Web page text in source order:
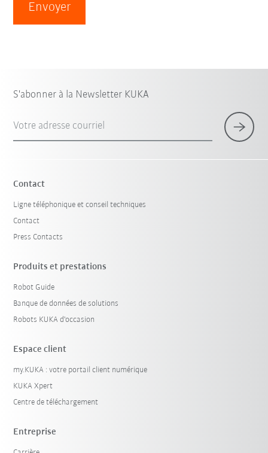
Envoyer
S'abonner à la Newsletter KUKA
Votre adresse courriel
Contact
Ligne téléphonique et conseil techniques
Contact
Press Contacts
Produits et prestations
Robot Guide
Banque de données de solutions
Robots KUKA d'occasion
Espace client
my.KUKA : votre portail client numérique
KUKA Xpert
Centre de téléchargement
Entreprise